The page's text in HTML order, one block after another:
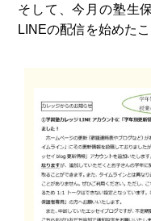
そして、今月の塾生
LINEの配信を始めた